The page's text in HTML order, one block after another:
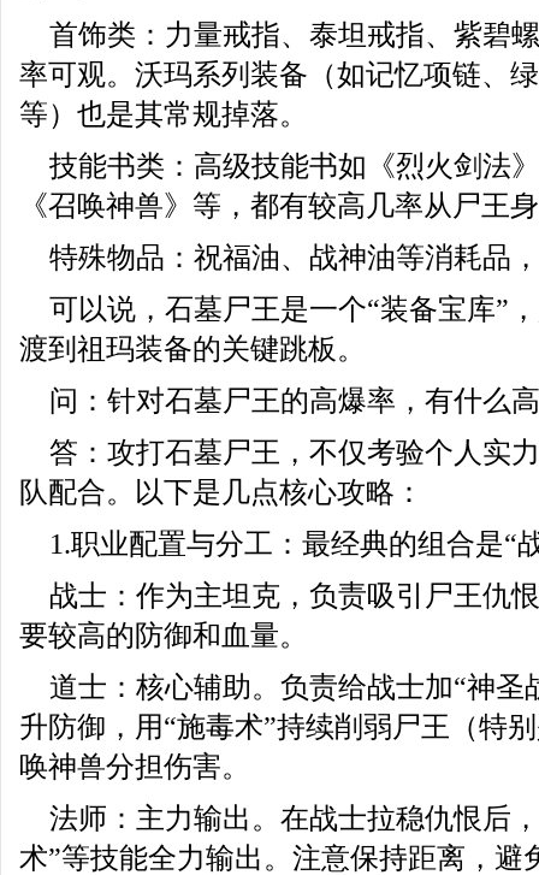
首饰类：力量戒指、泰坦戒指、紫碧
率可观。沃玛系列装备（如记忆项链、
等）也是其常规掉落。
技能书类：高级技能书如《烈火剑法
《召唤神兽》等，都有较高几率从尸王
特殊物品：祝福油、战神油等消耗品
可以说，石墓尸王是一个“装备宝库”
渡到祖玛装备的关键跳板。
问：针对石墓尸王的高爆率，有什么
答：攻打石墓尸王，不仅考验个人实
队配合。以下是几点核心攻略：
1.职业配置与分工：最经典的组合是“
战士：作为主坦克，负责吸引尸王仇
要较高的防御和血量。
道士：核心辅助。负责给战士加“神圣
升防御，用“施毒术”持续削弱尸王（特
唤神兽分担伤害。
法师：主力输出。在战士拉稳仇恨后
术”等技能全力输出。注意保持距离，避